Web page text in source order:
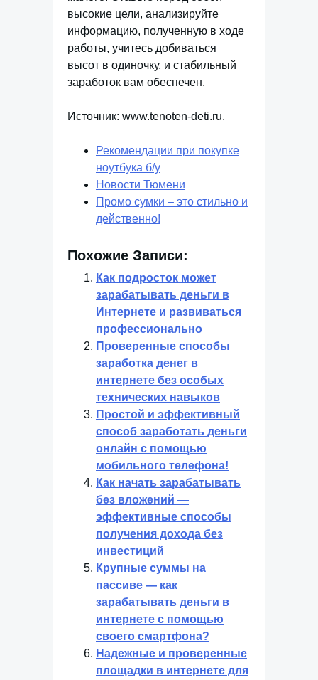
высокие цели, анализируйте
информацию, полученную в ходе
работы, учитесь добиваться
высот в одиночку, и стабильный
заработок вам обеспечен.
Источник: www.tenoten-deti.ru.
Рекомендации при покупке
ноутбука б/у
Новости Тюмени
Промо сумки – это стильно и
действенно!
Похожие Записи:
Как подросток может
зарабатывать деньги в
Интернете и развиваться
профессионально
Проверенные способы
заработка денег в
интернете без особых
технических навыков
Простой и эффективный
способ заработать деньги
онлайн с помощью
мобильного телефона!
Как начать зарабатывать
без вложений —
эффективные способы
получения дохода без
инвестиций
Крупные суммы на
пассиве — как
зарабатывать деньги в
интернете с помощью
своего смартфона?
Надежные и проверенные
площадки в интернете для